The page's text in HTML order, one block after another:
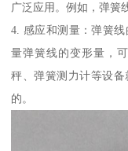
广泛应用。例如，弹簧
4. 感应和测量：弹簧
量弹簧线的变形量，
秤、弹簧测力计等设
的。